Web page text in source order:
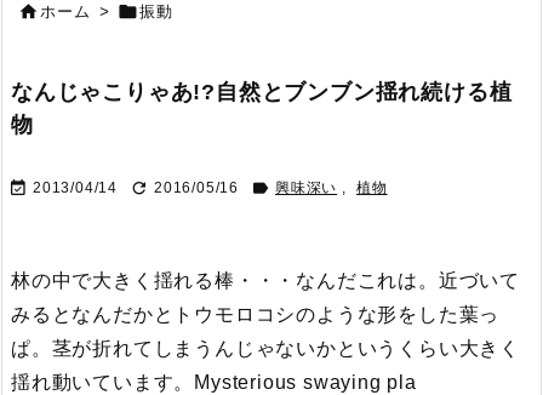
ホーム > 振動
なんじゃこりゃあ!?自然とブンブン揺れ続ける植
物
 2013/04/14  2016/05/16  興味深い , 植物
林の中で大きく揺れる棒・・・なんだこれは。近づいて
みるとなんだかとトウモロコシのような形をした葉っ
ぱ。茎が折れてしまうんじゃないかというくらい大きく
揺れ動いています。
Mysterious swaying pla